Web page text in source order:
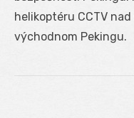
helikoptéru CCTV
východnom Pekingu.